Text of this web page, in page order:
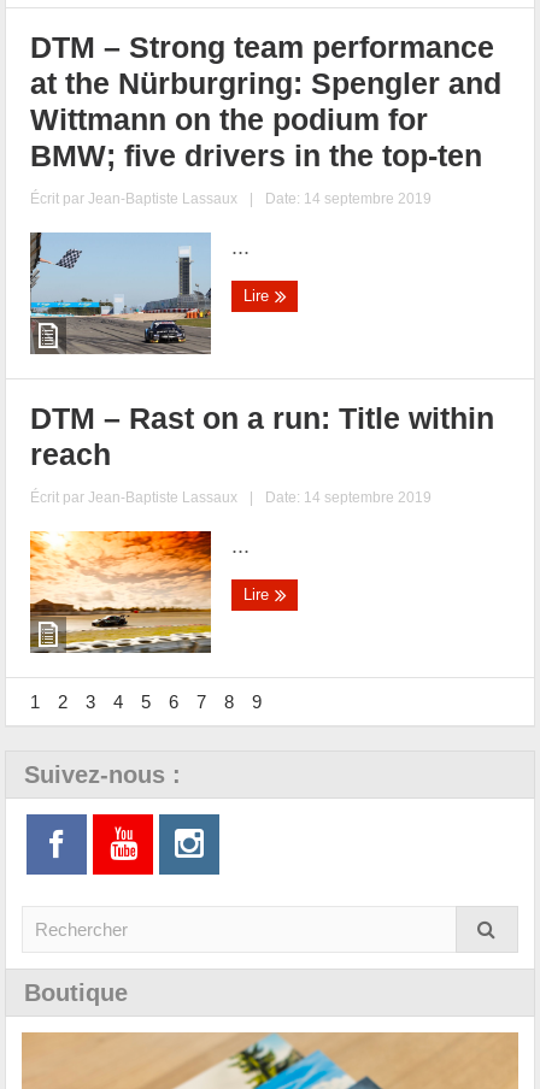
DTM – Strong team performance
at the Nürburgring: Spengler and
Wittmann on the podium for
BMW; five drivers in the top-ten
Écrit parJean-Baptiste Lassaux | Date: 14 septembre 2019
...
Lire
DTM – Rast on a run: Title within
reach
Écrit parJean-Baptiste Lassaux | Date: 14 septembre 2019
...
Lire
1 2 3 4 5 6 7 8 9
Suivez-nous :
Boutique